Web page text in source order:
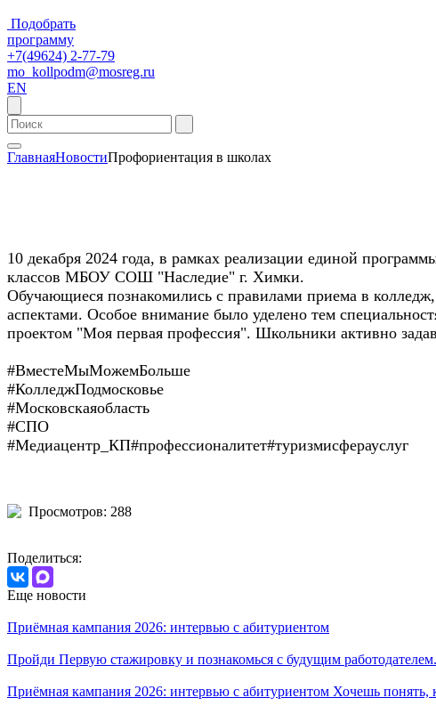
Подобрать
программу
+7(49624) 2-77-79
mo_kollpodm@mosreg.ru
EN
ГлавнаяНовостиПрофориентация в школах
10 декабря 2024 года, в рамках реализации единой
классов МБОУ СОШ "Наследие" г. Химки.
Обучающиеся познакомились с правилами приема в
аспектами. Особое внимание было уделено тем
проектом "Моя первая профессия". Школьники активно
#ВместеМыМожемБольше
#КолледжПодмосковье
#Московскаяобласть
#СПО
#Медиацентр_КП#профессионалитет#туризмисферауслуг
Просмотров: 288
Поделиться:
Еще новости
Приёмная кампания 2026: интервью с абитуриентом
Пройди Первую стажировку и познакомься с будущим
Приёмная кампания 2026: интервью с абитуриентом Хочешь